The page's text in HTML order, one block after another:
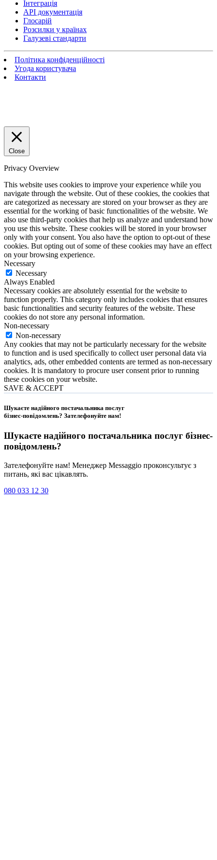
Інтеграція
API документація
Глосарій
Розсилки у країнах
Галузеві стандарти
Політика конфіденційності
Угода користувача
Контакти
Close
Privacy Overview
This website uses cookies to improve your experience while you
navigate through the website. Out of these cookies, the cookies that
are categorized as necessary are stored on your browser as they are
essential for the working of basic functionalities of the website. We
also use third-party cookies that help us analyze and understand how
you use this website. These cookies will be stored in your browser
only with your consent. You also have the option to opt-out of these
cookies. But opting out of some of these cookies may have an effect
on your browsing experience.
Necessary
Necessary
Always Enabled
Necessary cookies are absolutely essential for the website to
function properly. This category only includes cookies that ensures
basic functionalities and security features of the website. These
cookies do not store any personal information.
Non-necessary
Non-necessary
Any cookies that may not be particularly necessary for the website
to function and is used specifically to collect user personal data via
analytics, ads, other embedded contents are termed as non-necessary
cookies. It is mandatory to procure user consent prior to running
these cookies on your website.
SAVE & ACCEPT
Шукаєте надійного постачальника послуг
бізнес-повідомлень? Зателефонуйте нам!
Шукаєте надійного постачальника послуг бізнес-
повідомлень?
Зателефонуйте нам! Менеджер Messaggio проконсультує з
питань, які вас цікавлять.
080 033 12 30